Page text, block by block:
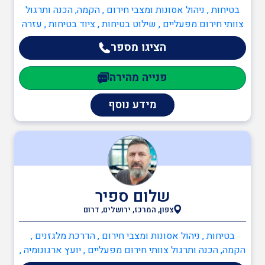
בטיחות , ניהול אסונות ומצבי חירום , הקמה, הכנה ותרגול
צוותי חירום מפעליים , שילוט בטיחות , ציוד בטיחות , עזרה
ראשונה , יועץ חומרים מסוכנים (חומ"ס) , מדריך עבודה
בגובה , ממונה בטיחות בעבודה , ממונה בטיחות אש , כיבוי
אש , ניהול אסונות ומצבי חירום , חקירת שריפות , בודק
מוסמך לציוד כיבוי מטלטל , כתיבה/עדכון תיק שטח ,
כתיבה/עדכון תיק מפעל , הקמה, הכנה ותרגול צוותי חירום
מפעליים , ציוד כיבוי אש , תכנון מערכי בטיחות אש , יועץ
בטיחות אש , משאבות , מערכות גילוי וכיבוי אש , מערכות
כריזת חירום , ממונה בטיחות אש , יועצים משפטיים , עד
מומחה
הציגו מספר
פנייה מהירה
מידע נוסף
שלום ספיר
צפון, המרכז, ירושלים, דרום
בטיחות , ניהול אסונות ומצבי חירום , הדרכת מלגזנים ,
הקמה, הכנה ותרגול צוותי חירום מפעליים , יועץ ארגונומיה ,